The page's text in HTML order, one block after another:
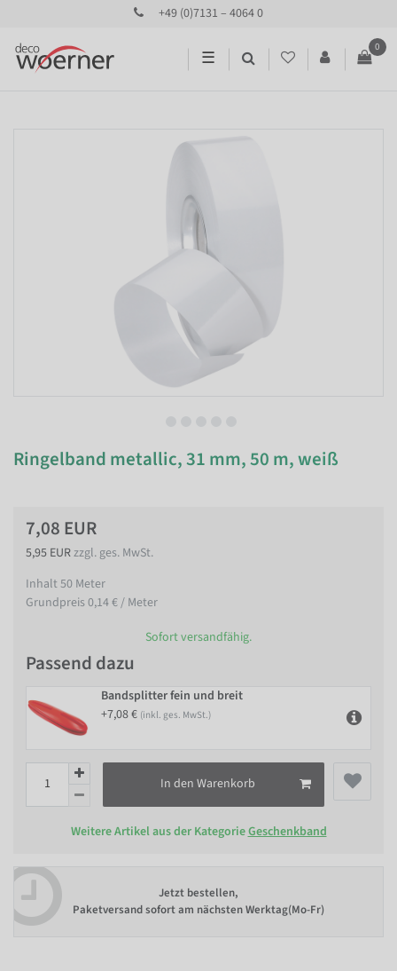
+49 (0)7131 – 4064 0
☰
0
Ringelband metallic, 31 mm, 50 m, weiß
7,08 EUR
5,95 EURzzgl. ges. MwSt.
Inhalt50 Meter
Grundpreis0,14 € / Meter
Sofort versandfähig.
Passend dazu
Bandsplitter fein und breit
+7,08 € (inkl. ges. MwSt.)
In den Warenkorb
Weitere Artikel aus der KategorieGeschenkband
Jetzt bestellen,
Paketversand sofort am nächsten Werktag(Mo-Fr)